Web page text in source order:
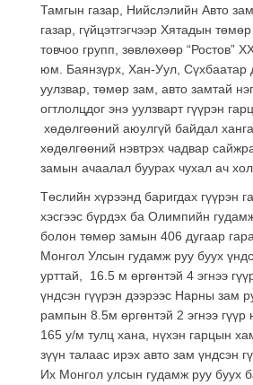
Тамгын газар, Нийслэлийн Авто
газар, гүйцэтгэгчээр Хятадын
товчоо групп, зөвлөхөөр “Ростов”
юм. Баянзүрх, Хан-Уул, Сүхбаатар
уулзвар, төмөр зам, авто замтай
огтлолцдог энэ уулзварт гүүрэн
хөдөлгөөний аюулгүй байдал
хөдөлгөөний нэвтрэх чадвар
замын ачаалал буурах чухал ач
Төслийн хүрээнд баригдах гүүрэн
хэсгээс бүрдэх ба Олимпийн
болон төмөр замын 406 дугаар
Монгол Улсын гудамж руу буух
урттай, 16.5 м өргөнтэй 4 эгнээ
үндсэн гүүрэн дээрээс Нарны зам
рампын 8.5м өргөнтэй 2 эгнээ гүүр
165 у/м тулц хана, нүхэн гарцын
зүүн талаас ирэх авто зам үндсэн
Их Монгол улсын гудамж руу буух